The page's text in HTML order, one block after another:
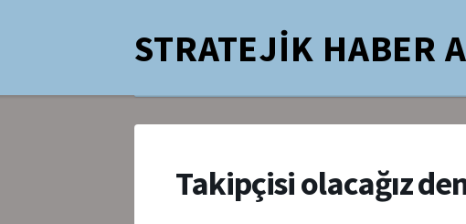
STRATEJİK HABER
Takipçisi olacağız